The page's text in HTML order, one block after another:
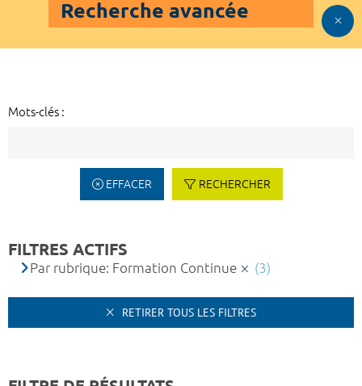
Recherche avancée
Mots-clés :
EFFACER RECHERCHER
FILTRES ACTIFS
Par rubrique: Formation Continue (3)
RETIRER TOUS LES FILTRES